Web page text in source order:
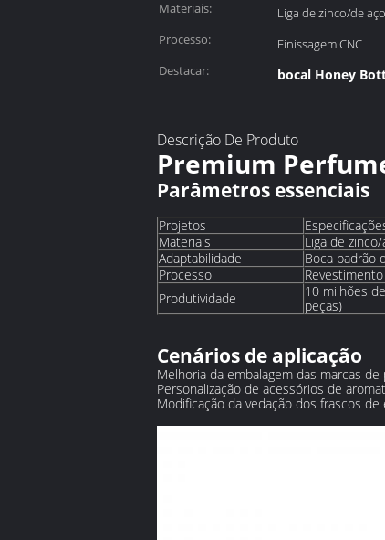
Materiais: Liga de zinco/de
Processo:
Finissagem CNC
Destacar:
bocal Honey
Descrição De Produto
Premium
Parâmetros essenciais
Projetos
Materiais
Liga de
Adaptabilidade
Boca padrão
Processo
Produtividade
10 milhões
peças)
Cenários de aplicação
Melhoria da embalagem das marcas
Personalização de acessórios de
Modificação da vedação dos frascos